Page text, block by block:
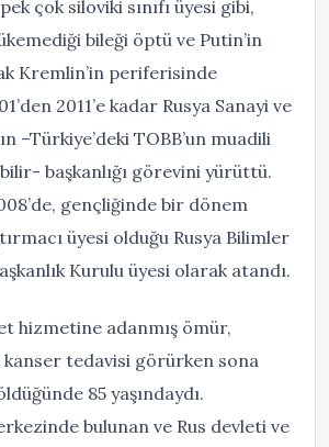
çok siloviki sınıfı üyesi gibi,
bileği öptü ve Putin’in
Kremlin’in periferisinde
2011’e kadar Rusya Sanayi ve
–Türkiye’deki TOBB’un muadili
başkanlığı görevini yürüttü.
gençliğinde bir dönem
üyesi olduğu Rusya Bilimler
Kurulu üyesi olarak atandı.
hizmetine adanmış ömür,
kanser tedavisi görürken sona
85 yaşındaydı.
bulunan ve Rus devleti ve